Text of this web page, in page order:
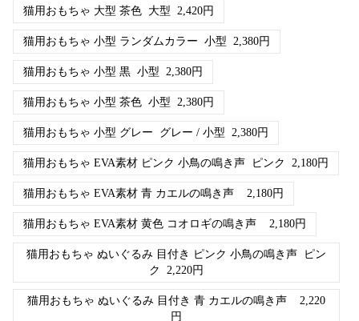
猫用おもちゃ 大型 茶色 大型 2,420円
猫用おもちゃ 小型 ランダムカラー 小型 2,380円
猫用おもちゃ 小型 黒 小型 2,380円
猫用おもちゃ 小型 茶色 小型 2,380円
猫用おもちゃ 小型 グレー グレー / 小型 2,380円
猫用おもちゃ EVA素材 ピンク 小鳥の鳴き声 ピンク 2,180円
猫用おもちゃ EVA素材 青 カエルの鳴き声 2,180円
猫用おもちゃ EVA素材 黄色 コオロギの鳴き声 2,180円
猫用おもちゃ ぬいぐるみ 目付き ピンク 小鳥の鳴き声
ピン
ク
2,220円
猫用おもちゃ ぬいぐるみ 目付き 青 カエルの鳴き声
2,220
円